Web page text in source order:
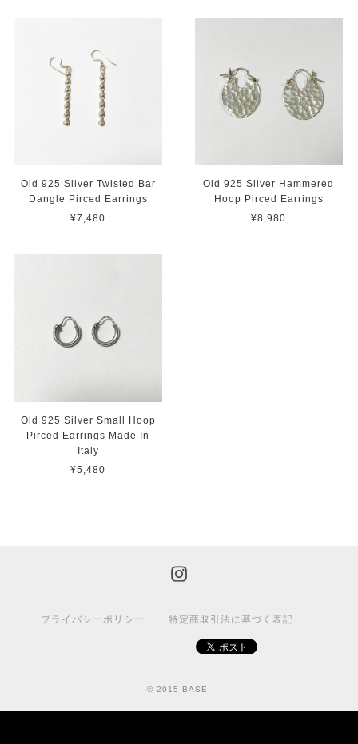
Old 925 Silver Twisted Bar
Dangle Pirced Earrings
¥7,480
Old 925 Silver Hammered
Hoop Pirced Earrings
¥8,980
Old 925 Silver Small Hoop
Pirced Earrings Made In
Italy
¥5,480
プライバシーポリシー 特定商取引法に基づく表記
© 2015 BASE.